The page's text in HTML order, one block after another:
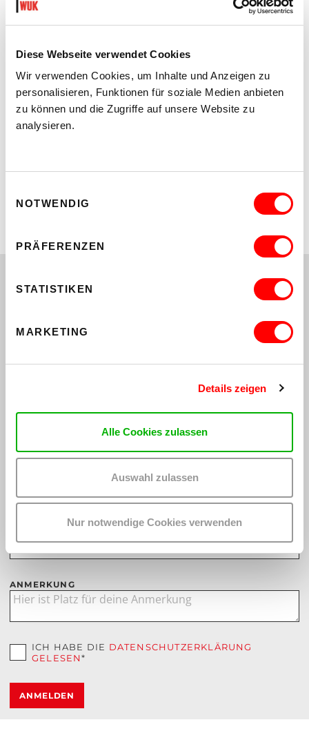
Diese Webseite verwendet Cookies
Wir verwenden Cookies, um Inhalte und Anzeigen zu
personalisieren, Funktionen für soziale Medien anbieten
zu können und die Zugriffe auf unsere Website zu
analysieren.
NOTWENDIG
PRÄFERENZEN
STATISTIKEN
MARKETING
Details zeigen
Alle Cookies zulassen
Auswahl zulassen
Nur notwendige Cookies verwenden
Währinger Straße 59, 2. Stiege, erster Stock
1090 Wien
Auersperg
TERMIN*
ANMERKUNG
ICH HABE DIE DATENSCHUTZERKLÄRUNG
GELESEN*
ANMELDEN